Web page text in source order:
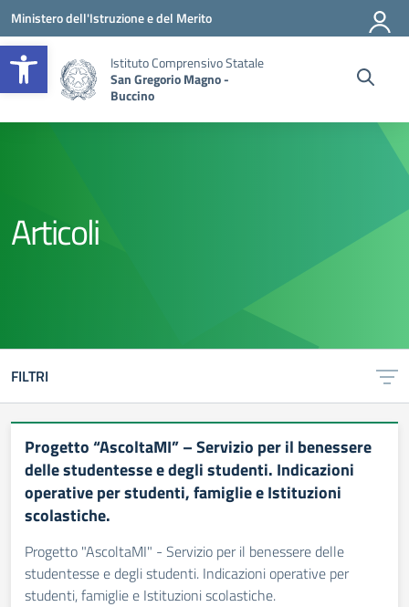
Apri la barra degli strumenti
Vai ai contenuti
Vai al menu di navigazione
Vai al footer
Ministero dell'Istruzione e del Merito
Istituto Comprensivo Statale
San Gregorio Magno -
Buccino
Articoli
FILTRI
Progetto “AscoltaMI” – Servizio per il benessere
delle studentesse e degli studenti. Indicazioni
operative per studenti, famiglie e Istituzioni
scolastiche.
Progetto "AscoltaMI" - Servizio per il benessere delle
studentesse e degli studenti. Indicazioni operative per
studenti, famiglie e Istituzioni scolastiche.